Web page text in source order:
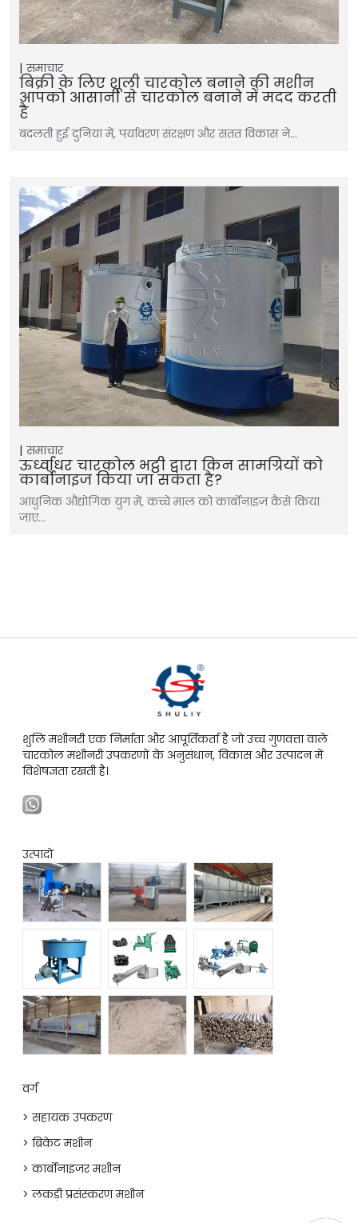
समाचार
बिक्री के लिए शूली चारकोल बनाने की मशीन
आपको आसानी से चारकोल बनाने में मदद करती
है
बदलती हुई दुनिया में, पर्यावरण संरक्षण और सतत विकास ने…
समाचार
ऊर्ध्वाधर चारकोल भट्ठी द्वारा किन सामग्रियों को
कार्बोनाइज किया जा सकता है?
आधुनिक औद्योगिक युग में, कच्चे माल को कार्बोनाइज़ कैसे किया
जाए…
शुलि मशीनरी एक निर्माता और आपूर्तिकर्ता है जो उच्च गुणवत्ता वाले
चारकोल मशीनरी उपकरणों के अनुसंधान, विकास और उत्पादन में
विशेषज्ञता रखती है।
उत्पादों
वर्ग
> सहायक उपकरण
> ब्रिकेट मशीन
> कार्बोनाइजर मशीन
> लकड़ी प्रसंस्करण मशीन